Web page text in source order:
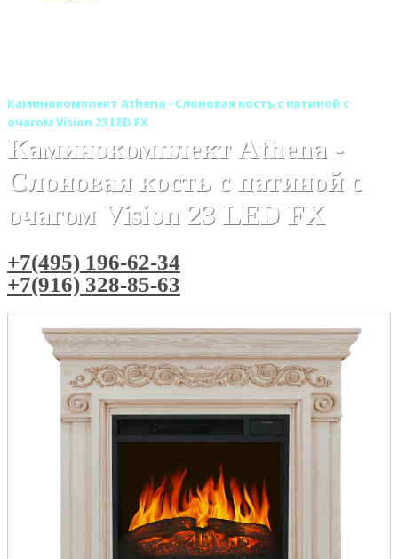
Каминокомплект Athena - Слоновая кость с патиной с
очагом Vision 23 LED FX
Каминокомплект Athena -
Слоновая кость с патиной с
очагом Vision 23 LED FX
+7(495) 196-62-34
+7(916) 328-85-63